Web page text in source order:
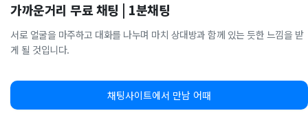
가까운거리 무료 채팅 | 1분채팅
서로 얼굴을 마주하고 대화를 나누며 마치 상대방과 함께 있는 듯한 느낌을 받
게 될 것입니다.
채팅사이트에서 만남 어때